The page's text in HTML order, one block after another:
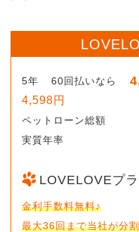
5年 60回払いなら
4,598円
ペットローン総額
実質年率
LOVELOVEプ
金利手数料無料♪
最大36回まで当社が分